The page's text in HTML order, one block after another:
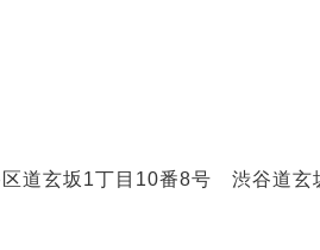
道玄坂1丁目10番8号 渋谷道玄